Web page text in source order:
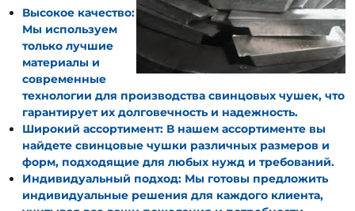
Высокое качество:
Мы используем
только лучшие
материалы и
современные
технологии для производства свинцовых чушек, что
гарантирует их долговечность и надежность.
Широкий ассортимент: В нашем ассортименте вы
найдете свинцовые чушки различных размеров и
форм, подходящие для любых нужд и требований.
Индивидуальный подход: Мы готовы предложить
индивидуальные решения для каждого клиента,